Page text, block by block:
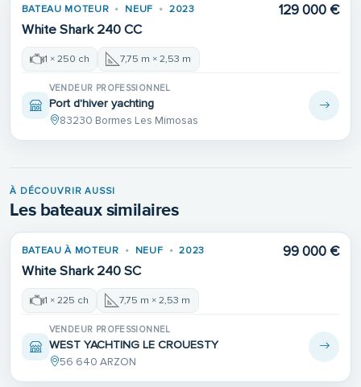
BATEAU MOTEUR NEUF 2023
White Shark 240 CC
129 000 €
1 × 250 ch 7,75 m × 2,53 m
VENDEUR PROFESSIONNEL
Port d'hiver yachting
83230 Bormes Les Mimosas
À DÉCOUVRIR AUSSI
Les bateaux similaires
BATEAU À MOTEUR NEUF 2023
White Shark 240 SC
99 000 €
1 × 225 ch 7,75 m × 2,53 m
VENDEUR PROFESSIONNEL
WEST YACHTING LE CROUESTY
56 640 ARZON